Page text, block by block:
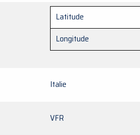
Latitude
Longitude
Italie
VFR